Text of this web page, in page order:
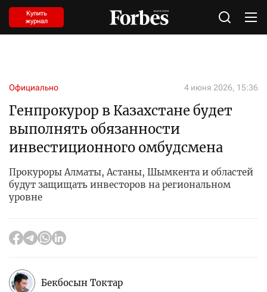
Купить
журнал
Официально 4 июня 2026, 15:36
Генпрокурор в Казахстане будет
выполнять обязанности
инвестиционного омбудсмена
Прокуроры Алматы, Астаны, Шымкента и областей
будут защищать инвесторов на региональном
уровне
Бекбосын Токтар